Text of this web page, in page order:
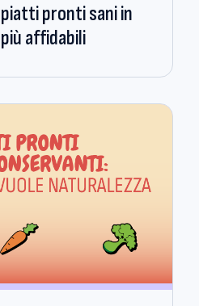
pronti sani in
affidabili